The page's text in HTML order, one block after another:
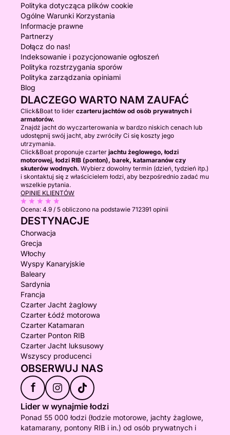
Polityka dotycząca plików cookie
Ogólne Warunki Korzystania
Informacje prawne
Partnerzy
Dołącz do nas!
Indeksowanie i pozycjonowanie ogłoszeń
Polityka rozstrzygania sporów
Polityka zarządzania opiniami
Blog
DLACZEGO WARTO NAM ZAUFAĆ
Click&Boat to lider czarteru jachtów od osób prywatnych i
armatorów.
Znajdź jacht do wyczarterowania w bardzo niskich cenach lub
udostępnij swój jacht, aby zwróciły Ci się koszty jego
utrzymania.
Click&Boat proponuje czarter jachtu żeglowego, łodzi
motorowej, łodzi RIB (ponton), barek, katamaranów czy
skuterów wodnych. Wybierz dowolny termin (dzień, tydzień itp.)
i skontaktuj się z właścicielem łodzi, aby bezpośrednio zadać mu
wszelkie pytania.
OPINIE KLIENTÓW
Ocena: 4.9 / 5 obliczono na podstawie 712391 opinii
DESTYNACJE
Chorwacja
Grecja
Włochy
Wyspy Kanaryjskie
Baleary
Sardynia
Francja
Czarter Jacht żaglowy
Czarter Łódź motorowa
Czarter Katamaran
Czarter Ponton RIB
Czarter Jacht luksusowy
Wszyscy producenci
OBSERWUJ NAS
f
Lider w wynajmie łodzi
Ponad 55 000 łodzi (łodzie motorowe, jachty żaglowe,
katamarany, pontony RIB i in.) od osób prywatnych i